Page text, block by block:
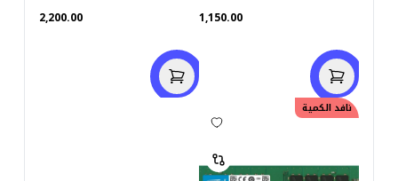
1,150.00
2,200.00
نافد الكمية